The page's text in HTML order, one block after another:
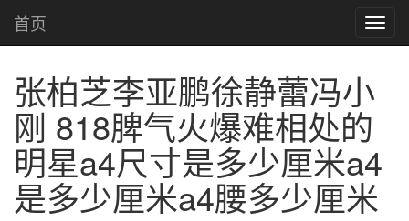
首页
张柏芝李亚鹏徐静蕾冯小
刚 818脾气火爆难相处的
明星a4尺寸是多少厘米a4
是多少厘米a4腰多少厘米